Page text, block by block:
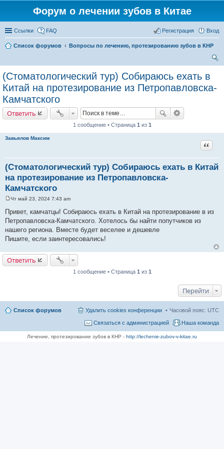
Форум о лечении зубов в Китае
Ссылки FAQ Вход
Регистрация
Список форумов Вопросы по лечению, протезированию зубов в КНР
(Стоматологический тур) Собираюсь ехать в
Китай на протезирование из Петропавловска-
Камчатского
Ответить
1 сообщение • Страница 1 из 1
Завьялов Максим
(Стоматологический тур) Собираюсь ехать в Китай
на протезирование из Петропавловска-
Камчатского
о
б
е
н
е
Чт май 23, 2024 7:43 am
Привет, камчатцы! Собираюсь ехать в Китай на протезирование в из
Петропавловска-Камчатского. Хотелось бы найти попутчиков из
нашего региона. Вместе будет веселее и дешевле
Пишите, если заинтересовались!
Ответить
1 сообщение • Страница 1 из 1
Перейти
Список форумов Часовой пояс: UTC
Удалить cookies конференции
Наша команда
Связаться с администрацией
Лечение, протезирование зубов в КНР - http://lechenie-zubov-v-kitae.ru